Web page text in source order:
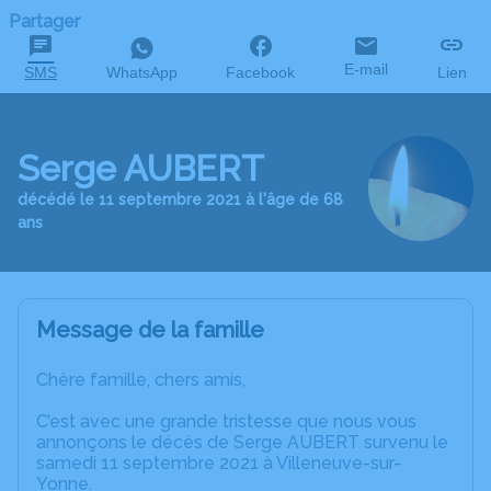
Partager
SMS WhatsApp Facebook E-mail Lien
Serge AUBERT
décédé le 11 septembre 2021 à l'âge de 68
ans
Message de la famille
Chère famille, chers amis,
C’est avec une grande tristesse que nous vous
annonçons le décès de Serge AUBERT survenu le
samedi 11 septembre 2021 à Villeneuve-sur-
Yonne.